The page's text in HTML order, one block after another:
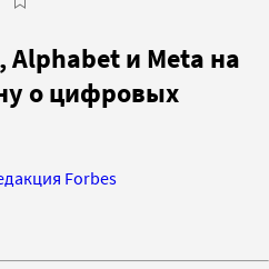
Alphabet и Meta на
о цифровых
Forbes